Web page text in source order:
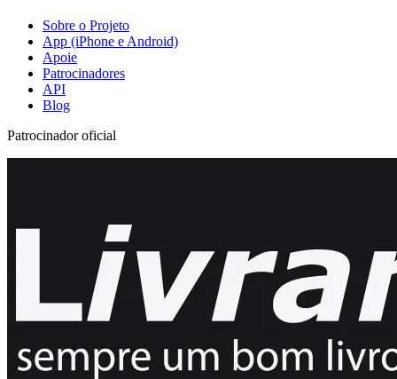
Sobre o Projeto
App (iPhone e Android)
Apoie
Patrocinadores
API
Blog
Patrocinador oficial